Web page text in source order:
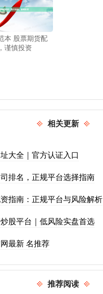
本 股票期货配
谨慎投资
相关更新
大全｜官方认证入口
排名，正规平台选择指南
指南：正规平台与风险解析
股平台｜低风险实盘首选
最新 名推荐
推荐阅读